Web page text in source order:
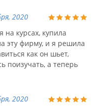
2020
курсах, купила
эту фирму, и я решила
как он шьет,
поизучать, а теперь
2020